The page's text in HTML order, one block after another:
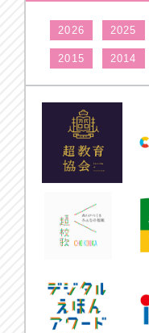
2026 2025
2015 2014